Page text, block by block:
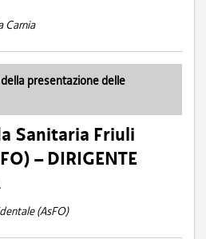
Carnia
presentazione delle
Sanitaria Friuli
– DIRIGENTE
(AsFO)